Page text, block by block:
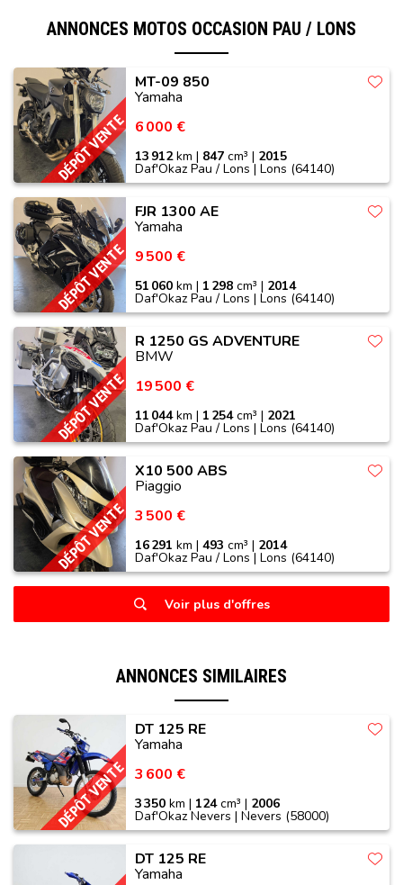
ANNONCES MOTOS OCCASION PAU / LONS
DÉPÔT VENTE
MT-09 850
Yamaha
6 000 €
13 912km | 847 cm³ | 2015
Daf'Okaz Pau / Lons | Lons (64140)
DÉPÔT VENTE
FJR 1300 AE
Yamaha
9 500 €
51 060 km | 1 298 cm³ | 2014
Daf'Okaz Pau / Lons | Lons (64140)
DÉPÔT VENTE
R 1250 GS ADVENTURE
BMW
19 500 €
11 044km | 1 254cm³ | 2021
Daf'Okaz Pau / Lons | Lons (64140)
DÉPÔT VENTE
X10 500 ABS
Piaggio
3 500 €
16 291 km |493 cm³ | 2014
Daf'Okaz Pau / Lons | Lons (64140)
Voir plus d'offres
ANNONCES SIMILAIRES
DÉPÔT VENTE
DT 125 RE
Yamaha
3 600 €
3 350 km | 124cm³ | 2006
Daf'Okaz Nevers | Nevers (58000)
DT 125 RE
Yamaha